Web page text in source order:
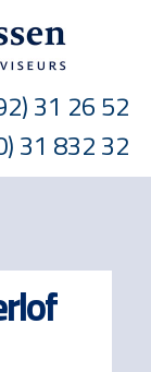
31 26 52
31 832 32